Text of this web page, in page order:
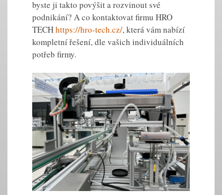
byste ji takto povýšit a rozvinout své
podnikání? A co kontaktovat firmu HRO
TECHhttps://hro-tech.cz/, která vám nabízí
kompletní řešení, dle vašich individuálních
potřeb firmy.